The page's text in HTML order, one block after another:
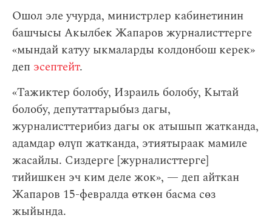
Ошол эле учурда, министрлер кабинетинин
башчысы Акылбек Жапаров журналисттерге
«мындай катуу ыкмаларды колдонбош керек»
деп эсептейт.
«Тажиктер болобу, Израиль болобу, Кытай
болобу, депутаттарыбыз дагы,
журналисттерибиз дагы ок атышып жатканда,
адамдар өлүп жатканда, этиятыраак мамиле
жасайлы. Сиздерге [журналисттерге]
тийишкен эч ким деле жок», — деп айткан
Жапаров 15-февралда өткөн басма сөз
жыйында.